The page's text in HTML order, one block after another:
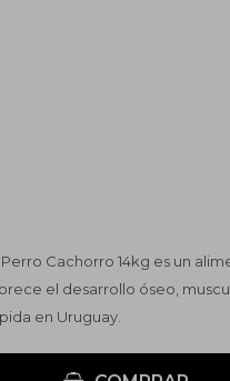
Cachorro 14kg es un
el desarrollo óseo,
en Uruguay.